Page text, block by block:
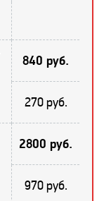
840 руб.
270 руб.
2800 руб.
970 руб.